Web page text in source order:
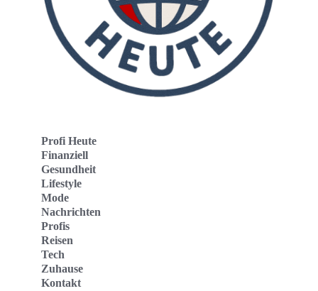
Profi Heute
Finanziell
Gesundheit
Lifestyle
Mode
Nachrichten
Profis
Reisen
Tech
Zuhause
Kontakt